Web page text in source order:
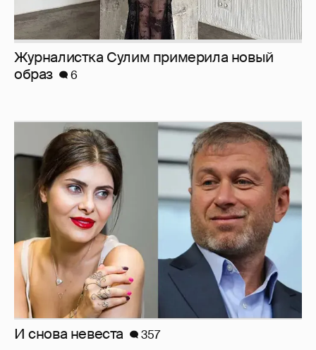
Журналистка Сулим примерила новый
образ
6
И снова невеста 357